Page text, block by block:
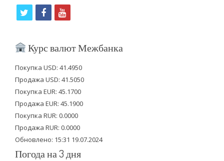
i
t
e
r
f
c
b
o
o
k
y
u
u
b
e
Курс валют Межбанка
Покупка USD: 41.4950
Продажа USD: 41.5050
Покупка EUR: 45.1700
Продажа EUR: 45.1900
Покупка RUR: 0.0000
Продажа RUR: 0.0000
Обновлено: 15:31 19.07.2024
Погода на 3 дня